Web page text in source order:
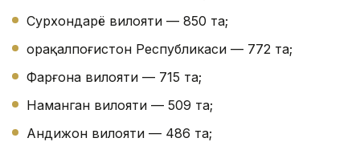
Сурхондарё вилояти — 850 та;
Қорақалпоғистон Республикаси — 772 та;
Фарғона вилояти — 715 та;
Наманган вилояти — 509 та;
Андижон вилояти — 486 та;